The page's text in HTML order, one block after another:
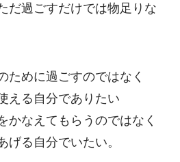
だ過ごすだけでは物足りな
ために過ごすのではなく
える自分でありたい
かなえてもらうのではなく
げる自分でいたい。